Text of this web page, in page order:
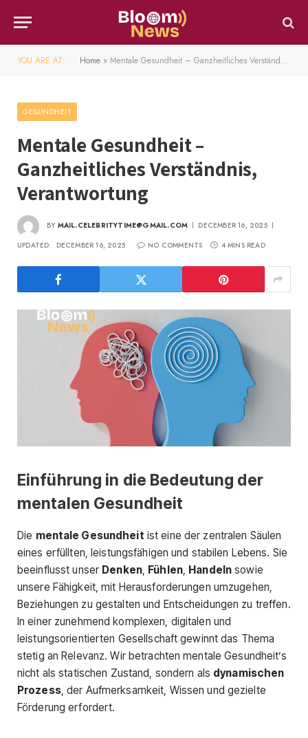
YOU ARE AT: Home » Mentale Gesundheit – Ganzheitliches Verständnis, Verantwortung
GESUNDHEIT
Mentale Gesundheit –
Ganzheitliches Verständnis,
Verantwortung
BY MAIL.CELEBRITYTIME@GMAIL.COM
DECEMBER 16, 2025
UPDATED:
DECEMBER 16, 2025 NO COMMENTS 4 MINS READ
Einführung in die Bedeutung der
mentalen Gesundheit
Die mentale Gesundheit ist eine der zentralen Säulen
eines erfüllten, leistungsfähigen und stabilen Lebens. Sie
beeinflusst unser Denken, Fühlen, Handeln sowie
unsere Fähigkeit, mit Herausforderungen umzugehen,
Beziehungen zu gestalten und Entscheidungen zu treffen.
In einer zunehmend komplexen, digitalen und
leistungsorientierten Gesellschaft gewinnt das Thema
stetig an Relevanz. Wir betrachten mentale Gesundheit’s
nicht als statischen Zustand, sondern als dynamischen
Prozess, der Aufmerksamkeit, Wissen und gezielte
Förderung erfordert.